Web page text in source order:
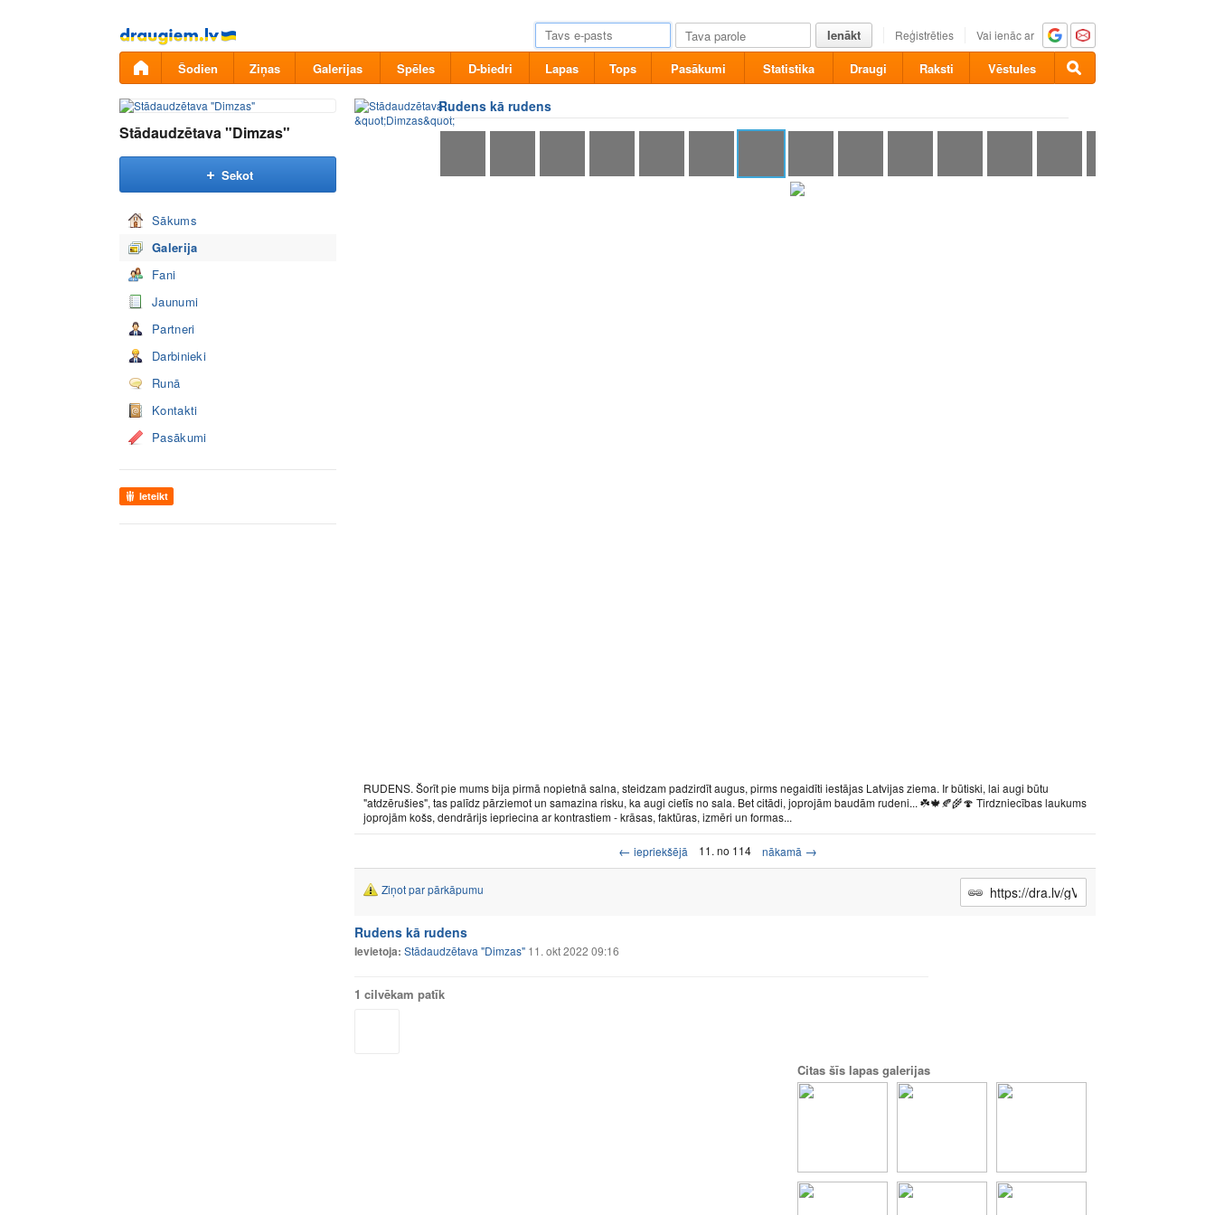
Pāriet
uz
saturu
Ienākt Reģistrēties Vai ienāc ar
Šodien Ziņas Galerijas Spēles D-biedri Lapas Tops Pasākumi Statistika Draugi Raksti Vēstules
Stādaudzētava "Dimzas"
Sekot
Sākums
Galerija
Fani
Jaunumi
Partneri
Darbinieki
Runā
Kontakti
Pasākumi
Ieteikt
Rudens kā rudens
RUDENS. Šorīt pie mums bija pirmā nopietnā salna, steidzam padzirdīt augus, pirms negaidīti iestājas Latvijas ziema. Ir būtiski, lai augi būtu
"atdzērušies", tas palīdz pārziemot un samazina risku, ka augi cietīs no sala. Bet citādi, joprojām baudām rudeni... ☘️🍁🍂🌾🍄 Tirdzniecības laukums
joprojām košs, dendrārijs iepriecina ar kontrastiem - krāsas, faktūras, izmēri un formas...
← iepriekšējā 11. no 114 nākamā →
Ziņot par pārkāpumu
Rudens kā rudens
Ievietoja: Stādaudzētava "Dimzas" 11. okt 2022 09:16
1 cilvēkam patīk
Citas šīs lapas galerijas